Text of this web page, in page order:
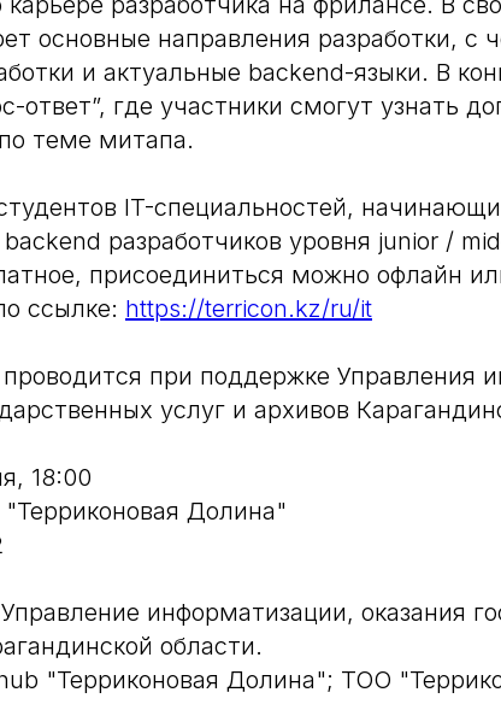
основные направления разработки, с
и актуальные backend-языки. В
ответ”, где участники смогут узнать
теме митапа.
IT-специальностей,
разработчиков уровня junior /
присоединиться можно офлайн
ссылке: https://terricon.kz/ru/it
при поддержке Управления
услуг и архивов
18:00
Долина"
информатизации, оказания
области.
"Терриконовая Долина"; ТОО